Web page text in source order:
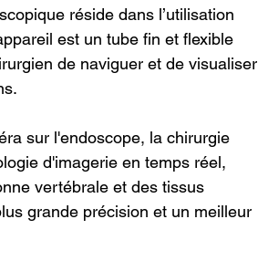
réside dans l’utilisation
est un tube fin et flexible
de naviguer et de visualiser
sur l'endoscope, la chirurgie
d'imagerie en temps réel,
vertébrale et des tissus
grande précision et un meilleur